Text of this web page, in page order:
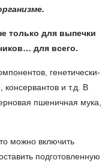
только для выпечки
для всего.
генетически-
и т.д. В
пшеничная мука,
можно включить
подготовленную